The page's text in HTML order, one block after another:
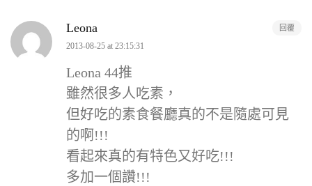
Leona
2013-08-25 at 23:15:31
Leona 44推
雖然很多人吃素，
但好吃的素食餐廳真的不是隨處可見
的啊!!!
看起來真的有特色又好吃!!!
多加一個讚!!!
回覆